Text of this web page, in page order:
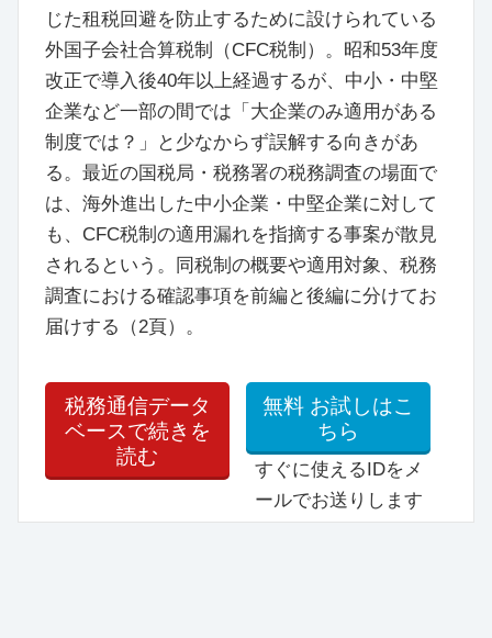
じた租税回避を防止するために設けられている
外国子会社合算税制（CFC税制）。昭和53年度
改正で導入後40年以上経過するが、中小・中堅
企業など一部の間では「大企業のみ適用がある
制度では？」と少なからず誤解する向きがあ
る。最近の国税局・税務署の税務調査の場面で
は、海外進出した中小企業・中堅企業に対して
も、CFC税制の適用漏れを指摘する事案が散見
されるという。同税制の概要や適用対象、税務
調査における確認事項を前編と後編に分けてお
届けする（2頁）。
税務通信データ
ベースで続きを
読む
無料 お試しはこ
ちら
すぐに使えるIDをメ
ールでお送りします